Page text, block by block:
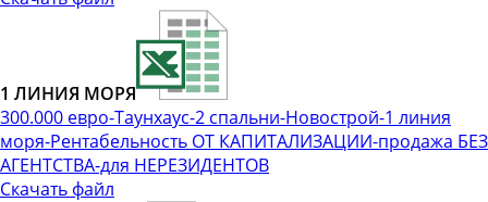
1 ЛИНИЯ МОРЯ
300.000 евро-Таунхаус-2 спальни-Новострой-1 линия
моря-Рентабельность ОТ КАПИТАЛИЗАЦИИ-продажа БЕЗ
АГЕНТСТВА-для НЕРЕЗИДЕНТОВ
Скачать файл